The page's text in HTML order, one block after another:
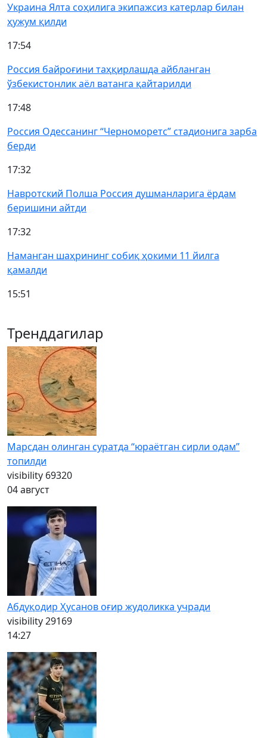
Украина Ялта соҳилига экипажсиз катерлар билан
ҳужум қилди
17:54
Россия байроғини таҳқирлашда айбланган
ўзбекистонлик аёл ватанга қайтарилди
17:48
Россия Одессанинг “Черноморетс” стадионига зарба
берди
17:32
Навротский Полша Россия душманларига ёрдам
беришини айтди
17:32
Наманган шаҳрининг собиқ ҳокими 11 йилга
қамалди
15:51
Тренддагилар
Марсдан олинган суратда “юраётган сирли одам”
топилди
visibility 69320
04 август
Абдуқодир Ҳусанов оғир жудоликка учради
visibility29169
14:27